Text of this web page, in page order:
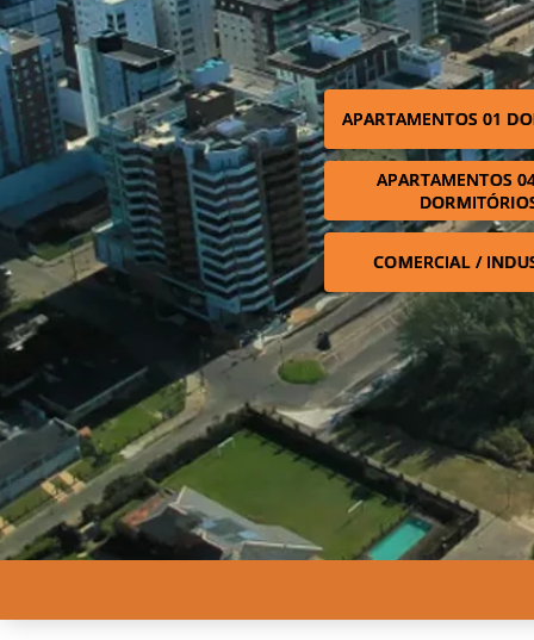
APARTAMENTOS 01
APARTAMENTOS
COMERCIAL /